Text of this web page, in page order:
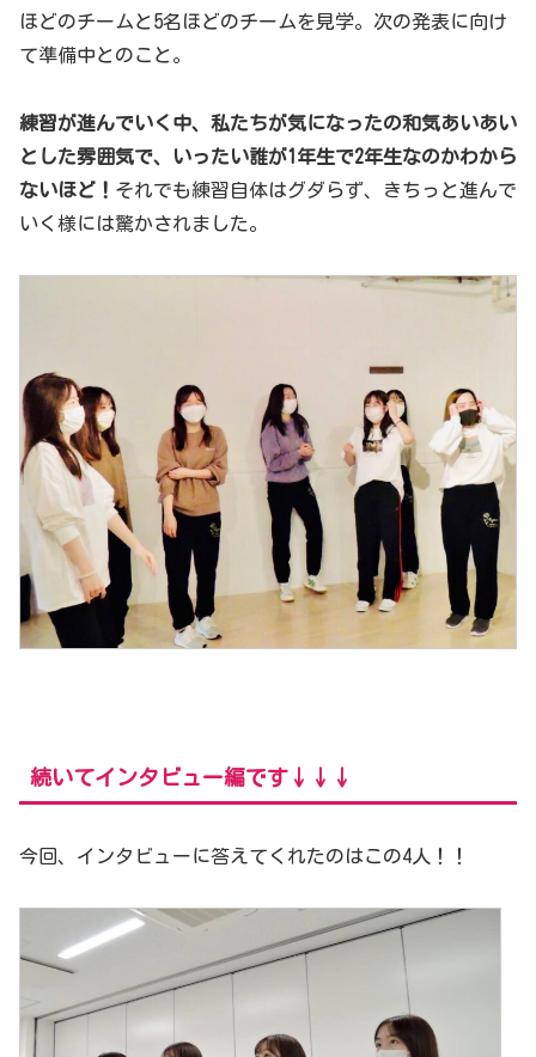
ほどのチームと5名ほどのチームを見学。次の発表に向け
て準備中とのこと。
練習が進んでいく中、私たちが気になったの和気あいあい
とした雰囲気で、いったい誰が1年生で2年生なのかわから
ないほど！ それでも練習自体はグダらず、きちっと進んで
いく様には驚かされました。
続いてインタビュー編です↓↓↓
今回、インタビューに答えてくれたのはこの4人！！